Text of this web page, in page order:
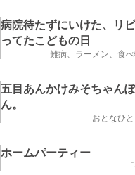
病院待たずにいけた、リ
ってたこどもの日
難病、ラーメン、食
五目あんかけみそちゃん
ん。
おとなひ
ホームパーティー